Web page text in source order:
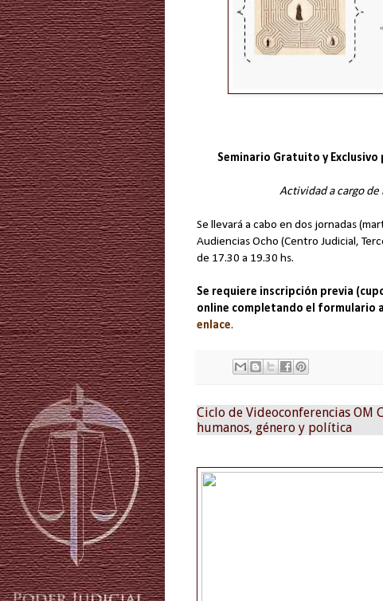
Seminario Gratuito y Exclusivo
Actividad a cargo de
Se llevará a cabo en dos jornadas
Audiencias Ocho (Centro Judicial,
de 17.30 a 19.30 hs.
Se requiere inscripción previa
online completando el formulario
enlace.
Ciclo de Videoconferencias OM
humanos, género y política